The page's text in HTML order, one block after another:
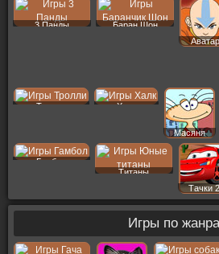
3 Панды
Баран Шон
Аватар
Тролли Халк
Масяня
Гамбол
Титаны
Тачки 2
Игры по